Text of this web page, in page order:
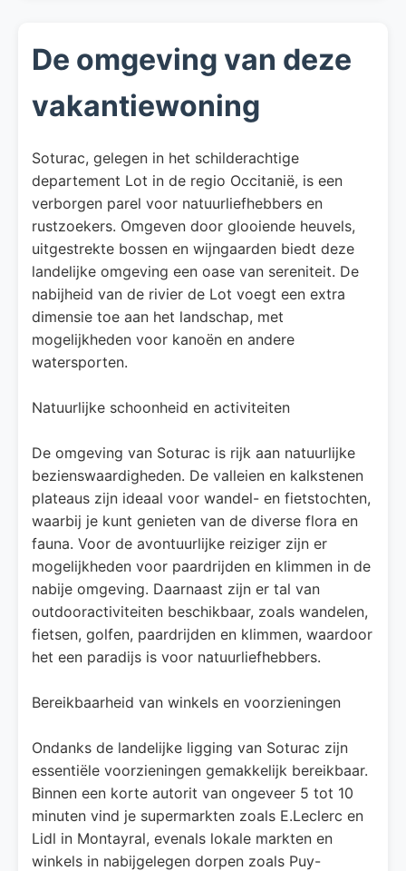
De omgeving van deze
vakantiewoning
​Soturac, gelegen in het schilderachtige
departement Lot in de regio Occitanië, is een
verborgen parel voor natuurliefhebbers en
rustzoekers. Omgeven door glooiende heuvels,
uitgestrekte bossen en wijngaarden biedt deze
landelijke omgeving een oase van sereniteit. De
nabijheid van de rivier de Lot voegt een extra
dimensie toe aan het landschap, met
mogelijkheden voor kanoën en andere
watersporten.​
Natuurlijke schoonheid en activiteiten
De omgeving van Soturac is rijk aan natuurlijke
bezienswaardigheden. De valleien en kalkstenen
plateaus zijn ideaal voor wandel- en fietstochten,
waarbij je kunt genieten van de diverse flora en
fauna. Voor de avontuurlijke reiziger zijn er
mogelijkheden voor paardrijden en klimmen in de
nabije omgeving. Daarnaast zijn er tal van
outdooractiviteiten beschikbaar, zoals wandelen,
fietsen, golfen, paardrijden en klimmen, waardoor
het een paradijs is voor natuurliefhebbers. ​
Bereikbaarheid van winkels en voorzieningen
Ondanks de landelijke ligging van Soturac zijn
essentiële voorzieningen gemakkelijk bereikbaar.
Binnen een korte autorit van ongeveer 5 tot 10
minuten vind je supermarkten zoals E.Leclerc en
Lidl in Montayral, evenals lokale markten en
winkels in nabijgelegen dorpen zoals Puy-